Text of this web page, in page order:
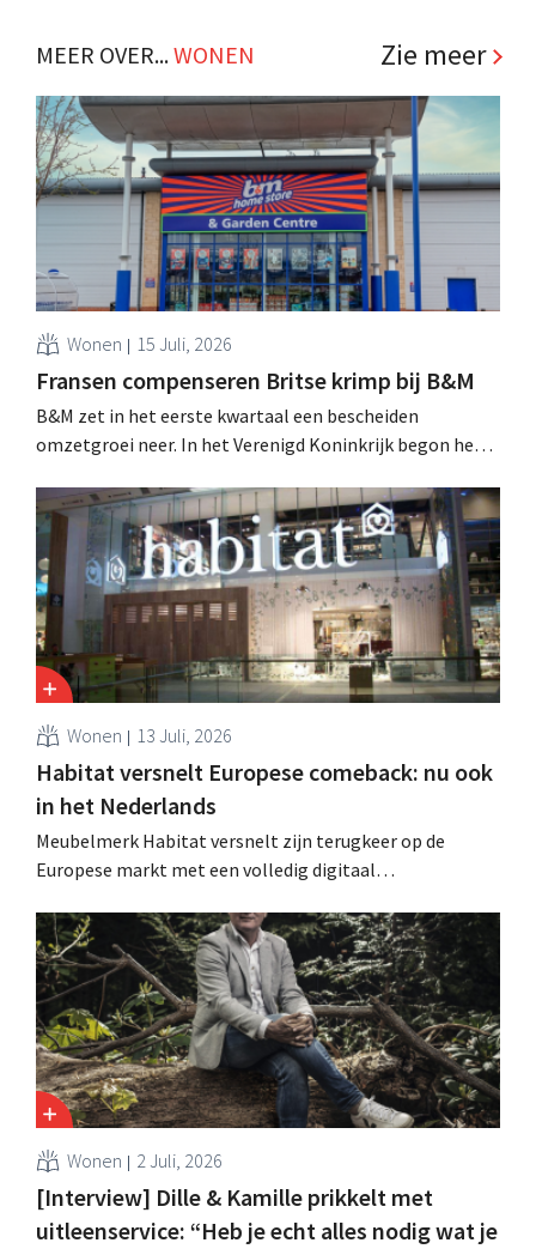
MEER OVER...WONEN Zie meer
Wonen 15 Juli, 2026
Fransen compenseren Britse krimp bij B&M
B&M zet in het eerste kwartaal een bescheiden
omzetgroei neer. In het Verenigd Koninkrijk begon het
een betere prestatie van Heron Foods vingen de daling
op.
Wonen 13 Juli, 2026
Habitat versnelt Europese comeback: nu ook
in het Nederlands
Meubelmerk Habitat versnelt zijn terugkeer op de
Europese markt met een volledig digitaal
unique groeit het merk opnieuw en mikt het op
aanwezigheid in veertien Europese landen.
Wonen 2 Juli, 2026
[Interview] Dille & Kamille prikkelt met
uitleenservice: “Heb je echt alles nodig wat je